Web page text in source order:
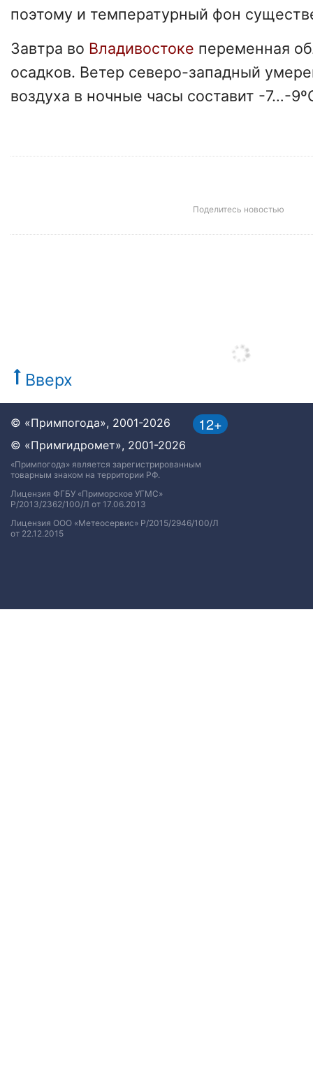
поэтому и температурный фон
Завтра во Владивостоке переменная
осадков. Ветер северо-западный
воздуха в ночные часы составит -7…-
Поделитесь новостью
Вверх
12+
© «Примпогода», 2001-2026
© «Примгидромет», 2001-2026
«Примпогода» является зарегистрированным
товарным знаком на территории РФ.
Лицензия ФГБУ «Приморское УГМС»
Р/2013/2362/100/Л от 17.06.2013
Лицензия ООО «Метеосервис» Р/2015/2946/100/Л
от 22.12.2015